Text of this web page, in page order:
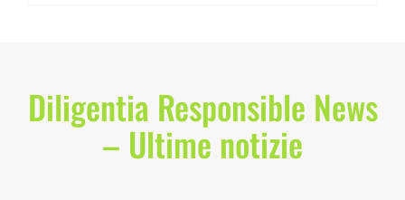
Diligentia Responsible News
– Ultime notizie